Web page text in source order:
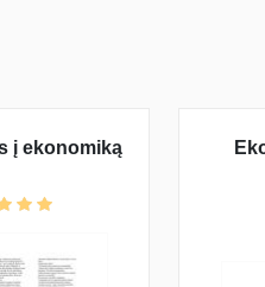
į ekonomiką